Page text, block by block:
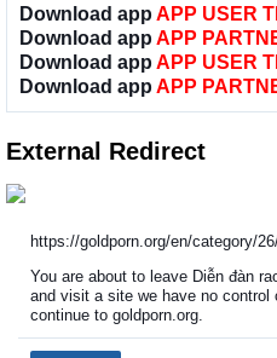
Download app APP USER
Download app APP
Download app APP USER
Download app APP
External Redirect
https://goldporn.org/en/category/
You are about to leave Diễn đàn
and visit a site we have no control
continue to goldporn.org.